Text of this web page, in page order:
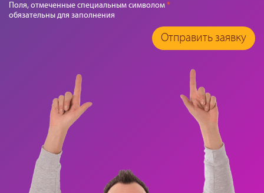
Поля, отмеченные специальным символом*
обязательны для заполнения
Отправить заявку